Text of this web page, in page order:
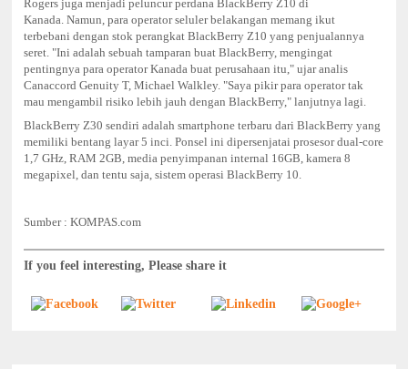
Rogers juga menjadi peluncur perdana BlackBerry Z10 di
Kanada.Namun, para operator seluler belakangan memang ikut
terbebani dengan stok perangkat BlackBerry Z10 yang penjualannya
seret. "Ini adalah sebuah tamparan buat BlackBerry, mengingat
pentingnya para operator Kanada buat perusahaan itu," ujar analis
Canaccord Genuity T, Michael Walkley. "Saya pikir para operator tak
mau mengambil risiko lebih jauh dengan BlackBerry," lanjutnya lagi.
BlackBerry Z30 sendiri adalah smartphone terbaru dari BlackBerry yang
memiliki bentang layar 5 inci. Ponsel ini dipersenjatai prosesor dual-core
1,7 GHz, RAM 2GB, media penyimpanan internal 16GB, kamera 8
megapixel, dan tentu saja, sistem operasi BlackBerry 10.
Sumber : KOMPAS.com
If you feel interesting, Please share it